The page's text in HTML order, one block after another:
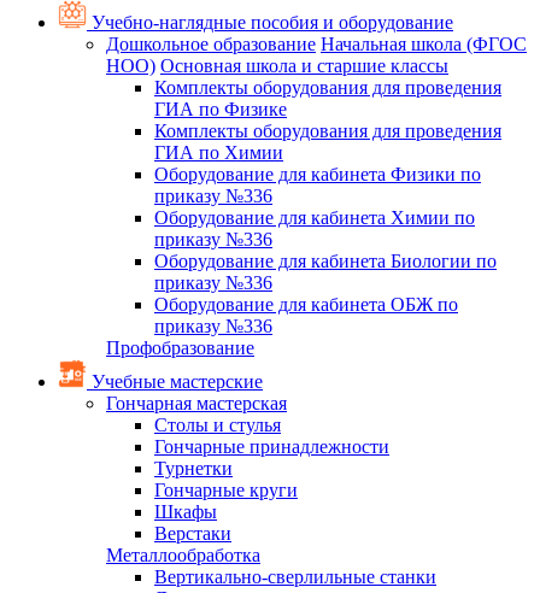
Учебно-наглядные пособия и оборудование
Дошкольное образование Начальная школа (ФГОС
НОО) Основная школа и старшие классы
Комплекты оборудования для проведения
ГИА по Физике
Комплекты оборудования для проведения
ГИА по Химии
Оборудование для кабинета Физики по
приказу №336
Оборудование для кабинета Химии по
приказу №336
Оборудование для кабинета Биологии по
приказу №336
Оборудование для кабинета ОБЖ по
приказу №336
Профобразование
Учебные мастерские
Гончарная мастерская
Столы и стулья
Гончарные принадлежности
Турнетки
Гончарные круги
Шкафы
Верстаки
Металлообработка
Вертикально-сверлильные станки